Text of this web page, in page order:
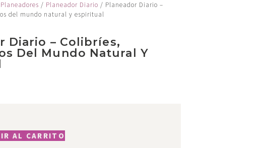
Planeadores / Planeador Diario / Planeador Diario –
del mundo natural y espiritual
Diario – Colibríes,
Del Mundo Natural Y
AL CARRITO